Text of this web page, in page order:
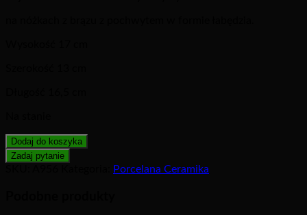
Dodaj do koszyka
Porcelana Ceramika